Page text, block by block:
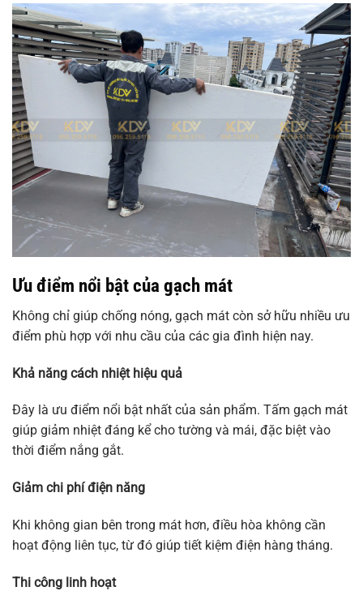
Ưu điểm nổi bật của gạch mát
Không chỉ giúp chống nóng, gạch mát còn sở hữu nhiều ưu
điểm phù hợp với nhu cầu của các gia đình hiện nay.
Khả năng cách nhiệt hiệu quả
Đây là ưu điểm nổi bật nhất của sản phẩm. Tấm gạch mát
giúp giảm nhiệt đáng kể cho tường và mái, đặc biệt vào
thời điểm nắng gắt.
Giảm chi phí điện năng
Khi không gian bên trong mát hơn, điều hòa không cần
hoạt động liên tục, từ đó giúp tiết kiệm điện hàng tháng.
Thi công linh hoạt